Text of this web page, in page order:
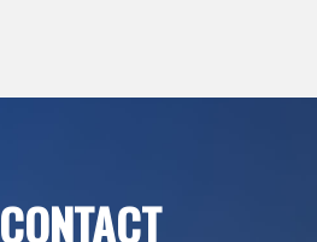
CONTACT